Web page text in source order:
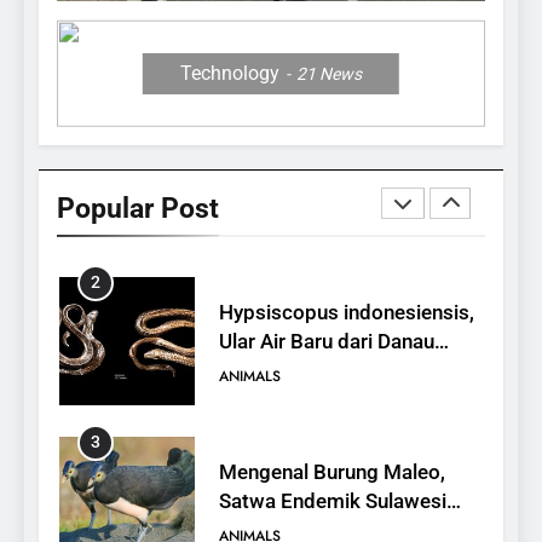
Technology 21 News
Popular Post
Jerapah
ANIMALS
1
Antelope, Si Antelop
2
Hypsiscopus indonesiensis,
Ular Air Baru dari Danau
Towuti
ANIMALS
3
Mengenal Burung Maleo,
Satwa Endemik Sulawesi
yang Terancam Punah
ANIMALS